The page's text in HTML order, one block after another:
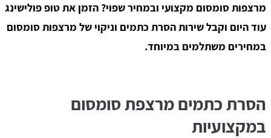
מרצפות סומסום מקצועי ובמחיר שפוי? הזמן את טופ פולישינג
עוד היום וקבל שירות הסרת כתמים וניקוי של מרצפות סומסום
במחירים משתלמים במיוחד.
הסרת כתמים מרצפת סומסום
במקצועיות